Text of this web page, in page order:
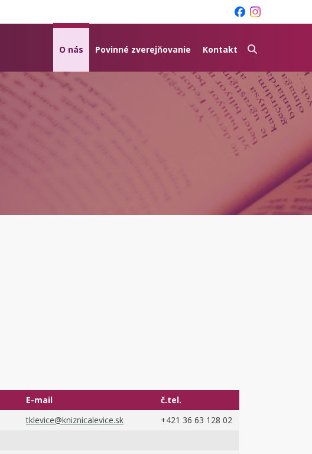
O nás Povinné zverejňovanie Kontakt
E-mail
č.tel.
tklevice@kniznicalevice.sk
+421 36 63 128 02